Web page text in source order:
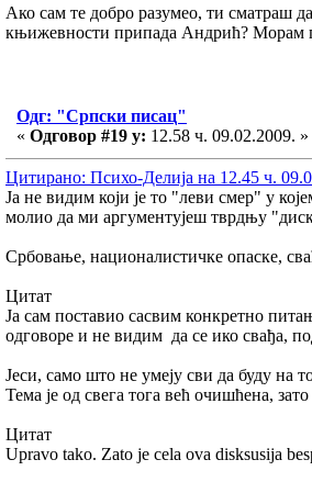
Ако сам те добро разумео, ти сматраш
књижевности припада Андрић? Морам
Одг: "Српски писац"
« Одговор #19 у: 12.58 ч. 09.02.2009. »
Цитирано: Психо-Делија на 12.45 ч.
Ја не видим који је то "леви смер" у
молио да ми аргументујеш тврдњу
Србовање, националистичке опаске,
Цитат
Ја сам поставио сасвим конкретно
одговоре и не видим да се ико свађа,
Јеси, само што не умеју сви да буду на
Тема је од свега тога већ очишћена,
Цитат
Upravo tako. Zato je cela ova disksusija